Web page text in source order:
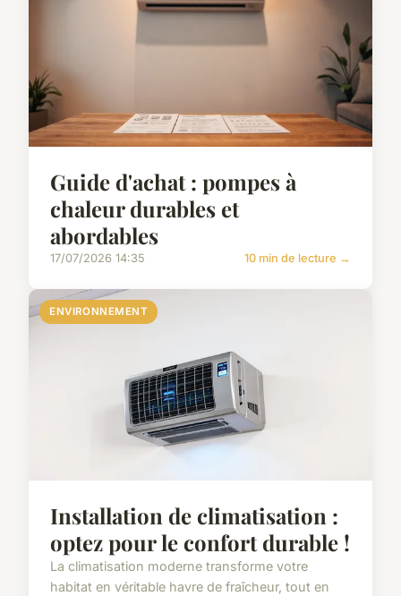
Guide d'achat : pompes à
chaleur durables et
abordables
17/07/2026 14:35 10 min de lecture →
ENVIRONNEMENT
Installation de climatisation :
optez pour le confort durable !
La climatisation moderne transforme votre
habitat en véritable havre de fraîcheur, tout en